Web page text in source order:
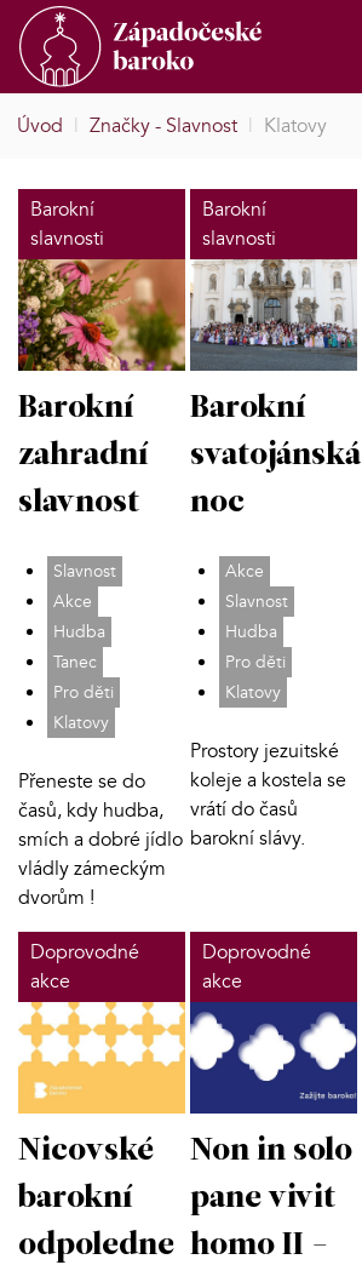
Úvod | Značky - Slavnost | Klatovy
Barokní
slavnosti
Barokní
zahradní
slavnost
Slavnost
Akce
Hudba
Tanec
Pro děti
Klatovy
Přeneste se do
časů, kdy hudba,
smích a dobré jídlo
vládly zámeckým
dvorům !
Barokní
slavnosti
Barokní
svatojánská
noc
Akce
Slavnost
Hudba
Pro děti
Klatovy
Prostory jezuitské
koleje a kostela se
vrátí do časů
barokní slávy.
Doprovodné
akce
Nicovské
barokní
odpoledne
Doprovodné
akce
Non in solo
pane vivit
homo II -